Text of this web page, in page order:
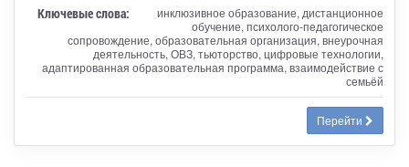
Ключевые слова:
инклюзивное образование, дистанционное
обучение, психолого-педагогическое
сопровождение, образовательная организация, внеурочная
деятельность, ОВЗ, тьюторство, цифровые технологии,
адаптированная образовательная программа, взаимодействие с
семьёй
Перейти